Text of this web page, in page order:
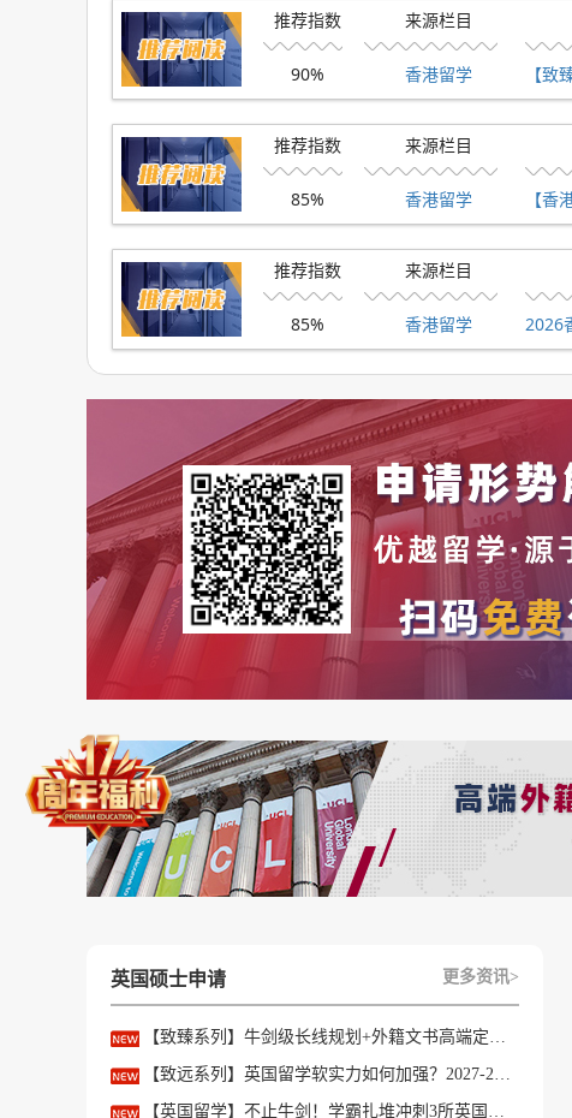
“Capstone和实习是否有实际资源?”
“北京、上海、深圳、巴塞罗那这些城市安排是否对
“多花的时间和成本，能不能换来更强的职业竞争力?”
当然，如果后续官方正式确认具体项目和培养安排
续追踪消息~
好啦，今天的分享就到这里~如果你也想申请英美
方二维码，添加小助手微信，我们会给你匹配最合
推荐指数
90%
来源栏目
香港留学 【
推荐指数
85%
来源栏目
香港留学 【
推荐指数
85%
来源栏目
香港留学
英国硕士申请 更多资讯>
【致臻系列】牛剑级长线规划+外籍文书高端定制，助力冲刺名校硕士offer！
【致远系列】英国留学软实力如何加强？2027-28fall精准定制背景提升！
【英国留学】不止牛剑！学霸扎堆冲刺3所英国顶尖院校，申请难度不输牛津剑桥